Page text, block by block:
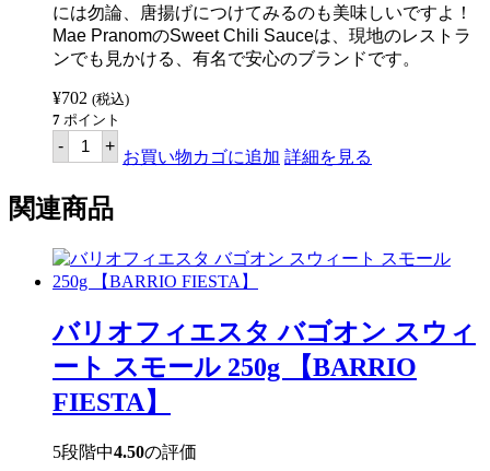
には勿論、唐揚げにつけてみるのも美味しいですよ！
Mae PranomのSweet Chili Sauceは、現地のレストラ
ンでも見かける、有名で安心のブランドです。
¥702 (税込)
7 ポイント
- メ
ー
ラ
ナ
ム：
ウ
ィ
ー
チ
リ
ソ
ー
ス
L
イ
+
お買い物カゴに追加 詳細を見る
関連商品
バリオフィエスタ バゴオン スウィ
ート スモール 250g 【BARRIO
FIESTA】
5段階中4.50の評価